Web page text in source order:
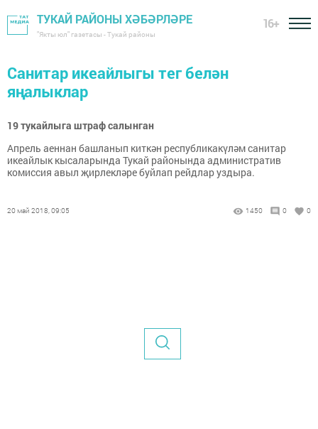
ТУКАЙ РАЙОНЫ ХӘБӘРЛӘРЕ
"Якты юл" газетасы - Тукай районы
16+
Санитар икеайлыгы тег белән
яңалыклар
19 тукайлыга штраф салынган
Апрель аеннан башланып киткән республикакүләм санитар
икеайлык кысаларында Тукай районында административ
комиссия авыл җирлекләре буйлап рейдлар уздыра.
20 май 2018, 09:05 1450 0 0